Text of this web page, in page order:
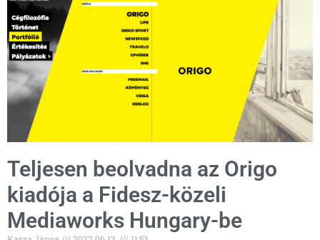
Teljesen beolvadna az Origo
kiadója a Fidesz-közeli
Mediaworks Hungary-be